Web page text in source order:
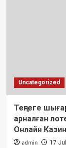
Uncategorized
Теңгеге
арналған
Онлайн
admin 17